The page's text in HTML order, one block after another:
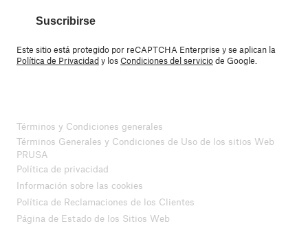
Suscribirse
Este sitio está protegido por reCAPTCHA Enterprise y se aplican la
Política de Privacidady losCondiciones del serviciode Google.
Términos y Condiciones generales
Términos Generales y Condiciones de Uso de los sitios Web
PRUSA
Política de privacidad
Información sobre las cookies
Política de Reclamaciones de los Clientes
Página de Estado de los Sitios Web